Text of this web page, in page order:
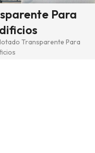
Para
Transparente Para